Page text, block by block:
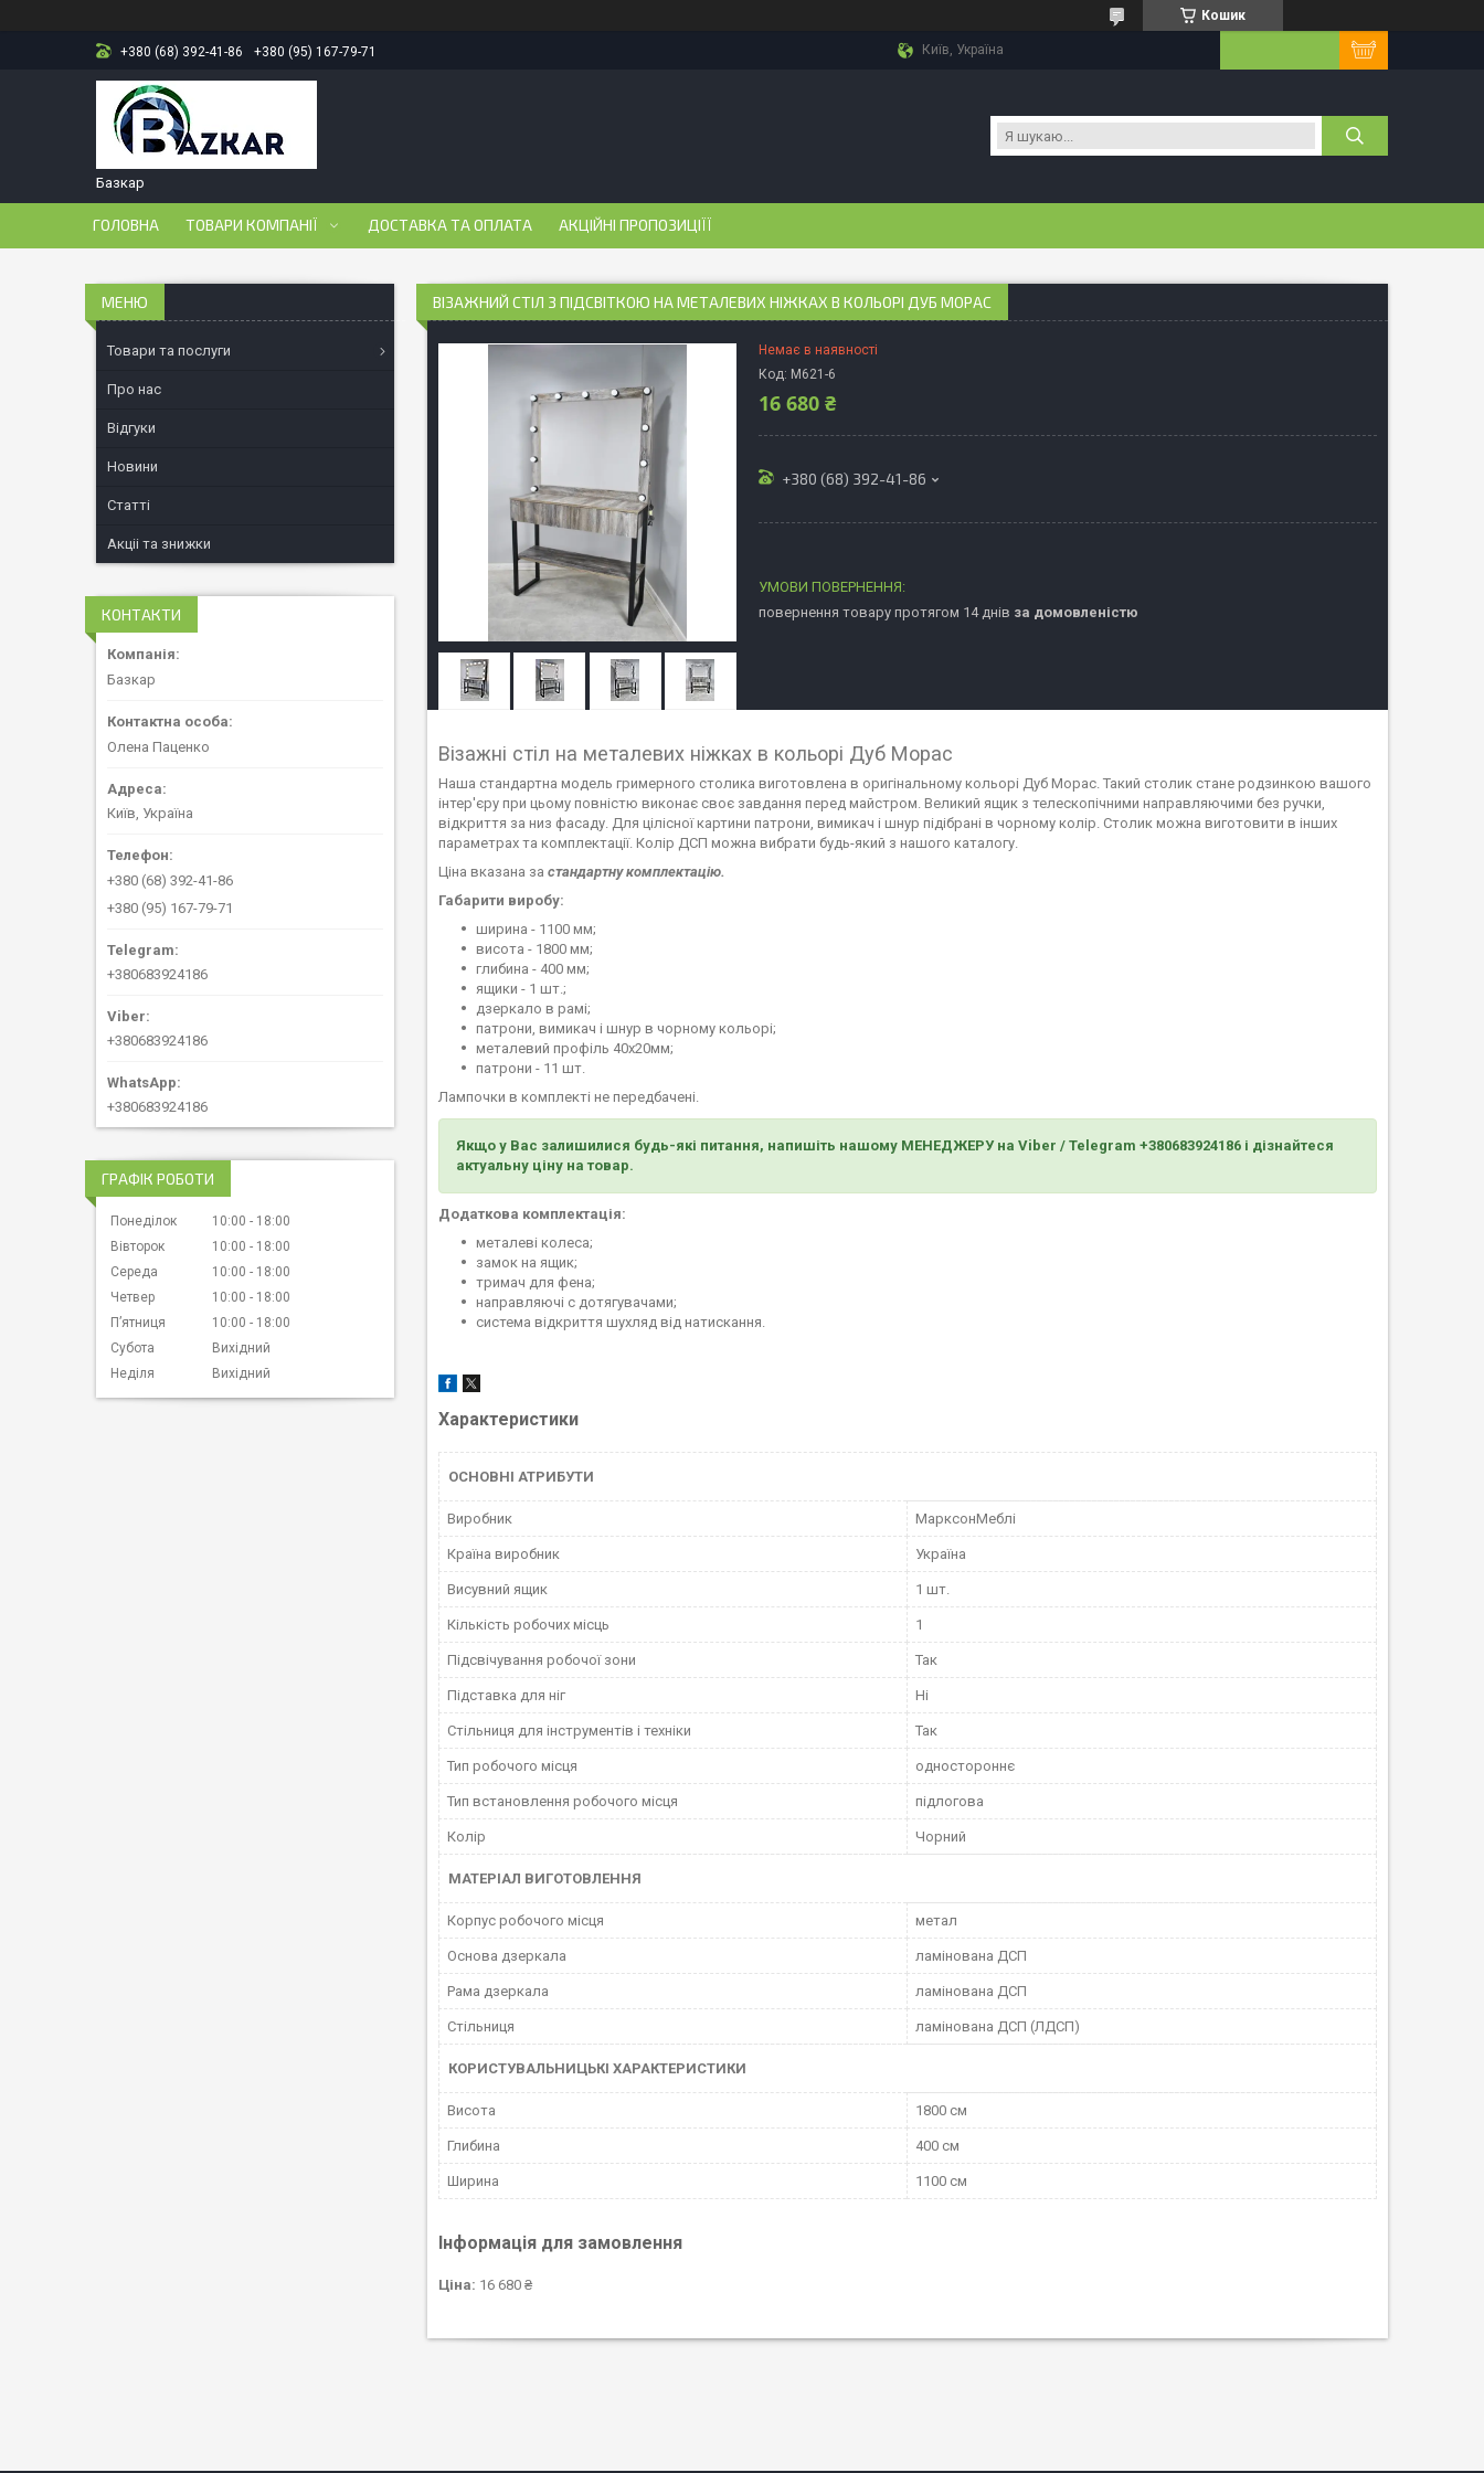
Кошик
+380 (68) 392-41-86 +380 (95) 167-79-71 Київ, Україна
Базкар
ГОЛОВНА ТОВАРИ КОМПАНІЇ ДОСТАВКА ТА ОПЛАТА АКЦІЙНІ ПРОПОЗИЦІЇЇ
ВІЗАЖНИЙ СТІЛ З ПІДСВІТКОЮ НА МЕТАЛЕВИХ НІЖКАХ В КОЛЬОРІ ДУБ МОРАС
Немає в наявності
Код: М621-6
16 680 ₴
+380 (68) 392-41-86
повернення товару протягом 14 днів за домовленістю
Візажні стіл на металевих ніжках в кольорі Дуб Морас
Наша стандартна модель гримерного столика виготовлена в оригінальному кольорі Дуб Морас. Такий столик стане родзинкою вашого
інтер'єру при цьому повністю виконає своє завдання перед майстром. Великий ящик з телескопічними направляючими без ручки,
відкриття за низ фасаду. Для цілісної картини патрони, вимикач і шнур підібрані в чорному колір. Столик можна виготовити в інших
параметрах та комплектації. Колір ДСП можна вибрати будь-який з нашого каталогу.
Ціна вказана за стандартну комплектацію.
Габарити виробу:
ширина - 1100 мм;
висота - 1800 мм;
глибина - 400 мм;
ящики - 1 шт.;
дзеркало в рамі;
патрони, вимикач і шнур в чорному кольорі;
металевий профіль 40х20мм;
патрони - 11 шт.
Лампочки в комплекті не передбачені.
Якщо у Вас залишилися будь-які питання, напишіть нашому МЕНЕДЖЕРУ на Viber / Telegram +380683924186 і дізнайтеся
актуальну ціну на товар.
Додаткова комплектація:
металеві колеса;
замок на ящик;
тримач для фена;
направляючі с дотягувачами;
система відкриття шухляд від натискання.
Характеристики
ОСНОВНІ АТРИБУТИ
Виробник МарксонМеблі
Країна виробник Україна
Висувний ящик 1 шт.
Кількість робочих місць 1
Підсвічування робочої зони Так
Підставка для ніг Ні
Стільниця для інструментів і техніки Так
Тип робочого місця одностороннє
Тип встановлення робочого місця підлогова
Колір Чорний
МАТЕРІАЛ ВИГОТОВЛЕННЯ
Корпус робочого місця метал
Основа дзеркала ламінована ДСП
Рама дзеркала ламінована ДСП
Стільниця ламінована ДСП (ЛДСП)
КОРИСТУВАЛЬНИЦЬКІ ХАРАКТЕРИСТИКИ
Висота 1800 см
Глибина 400 см
Ширина 1100 см
Інформація для замовлення
Ціна: 16 680 ₴
Товари та послуги
Про нас
Відгуки
Новини
Статті
Акціі та знижки
КОНТАКТИ
Базкар
Олена Паценко
Київ, Україна
+380 (68) 392-41-86
+380 (95) 167-79-71
+380683924186
+380683924186
+380683924186
ГРАФІК РОБОТИ
Понеділок 10:00
18:00
Вівторок
10:00
18:00
Середа
10:00
18:00
Четвер
10:00
18:00
Пʼятниця
10:00
18:00
Субота
Вихідний
Неділя
Вихідний